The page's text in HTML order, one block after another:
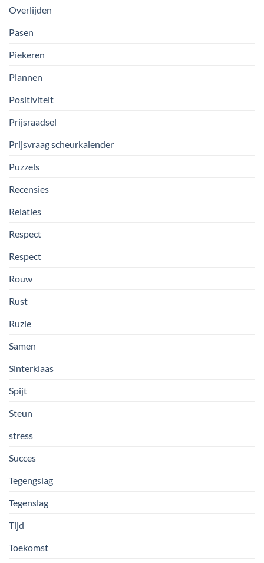
Overlijden
Pasen
Piekeren
Plannen
Positiviteit
Prijsraadsel
Prijsvraag scheurkalender
Puzzels
Recensies
Relaties
Respect
Respect
Rouw
Rust
Ruzie
Samen
Sinterklaas
Spijt
Steun
stress
Succes
Tegengslag
Tegenslag
Tijd
Toekomst